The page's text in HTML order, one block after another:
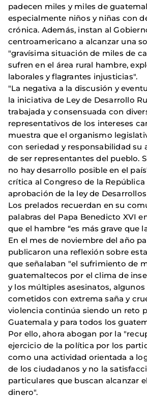
padecen miles y miles de
especialmente niños y niñas con
crónica. Además, instan al
centroamericano a alcanzar una
"gravísima situación de miles de
sufren en el área rural hambre,
laborales y flagrantes injusticias".
"La negativa a la discusión y
la iniciativa de Ley de Desarrollo
trabajada y consensuada con
representativos de los intereses
muestra que el organismo
con seriedad y responsabilidad su
de ser representantes del pueblo.
no hay desarrollo posible en el
crítica al Congreso de la
aprobación de la ley de
Los prelados recuerdan en su
palabras del Papa Benedicto XVI
que el hambre “es más grave que
En el mes de noviembre del año
publicaron una reflexión sobre
que señalaban "el sufrimiento de
guatemaltecos por el clima de
y los múltiples asesinatos, algunos
cometidos con extrema saña y
violencia continúa siendo un reto
Guatemala y para todos los
Por ello, ahora abogan por la
ejercicio de la política por los
como una actividad orientada a
de los ciudadanos y no la
particulares que buscan alcanzar
dinero".